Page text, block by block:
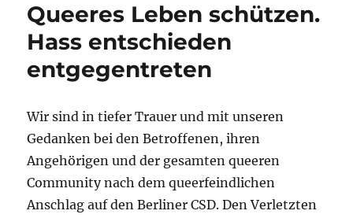
Queeres Leben schützen.
Hass entschieden
entgegentreten
Wir sind in tiefer Trauer und mit unseren
Gedanken bei den Betroffenen, ihren
Angehörigen und der gesamten queeren
Community nach dem queerfeindlichen
Anschlag auf den Berliner CSD. Den Verletzten